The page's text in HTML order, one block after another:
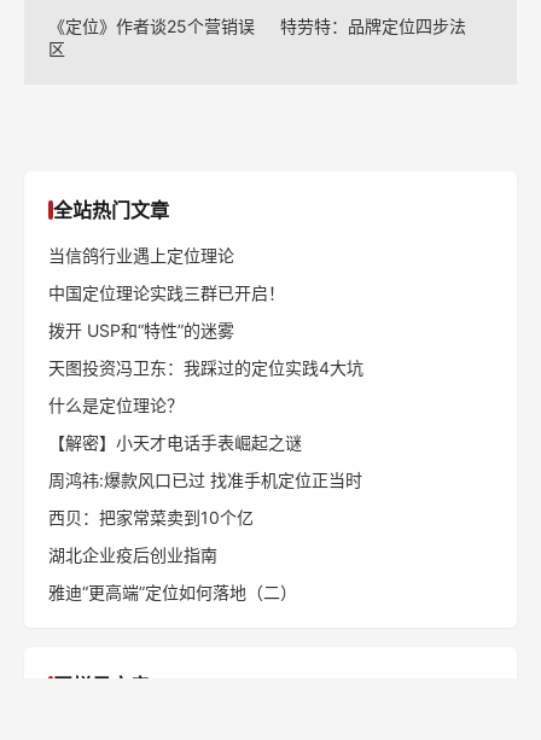
《定位》作者谈25个营销误
区
特劳特：品牌定位四步法
全站热门文章
当信鸽行业遇上定位理论
中国定位理论实践三群已开启！
拨开 USP和“特性”的迷雾
天图投资冯卫东：我踩过的定位实践4大坑
什么是定位理论？
【解密】小天才电话手表崛起之谜
周鸿祎:爆款风口已过 找准手机定位正当时
西贝：把家常菜卖到10个亿
湖北企业疫后创业指南
雅迪“更高端”定位如何落地（二）
同栏目文章